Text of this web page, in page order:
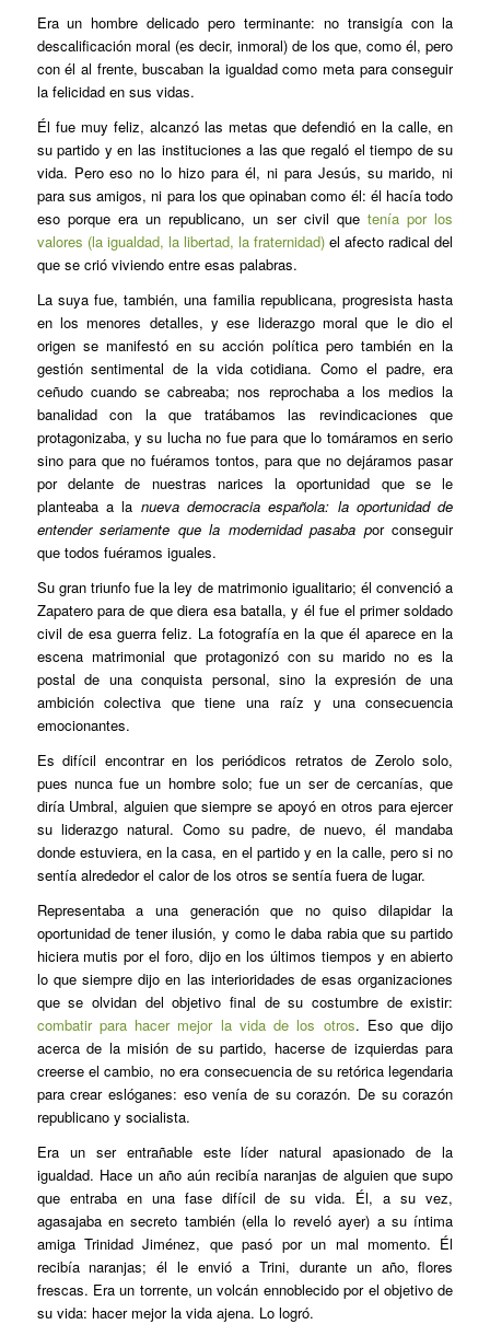
Era un hombre delicado pero terminante: no transigía con la
descalificación moral (es decir, inmoral) de los que, como él, pero
con él al frente, buscaban la igualdad como meta para conseguir
la felicidad en sus vidas.
Él fue muy feliz, alcanzó las metas que defendió en la calle, en
su partido y en las instituciones a las que regaló el tiempo de su
vida. Pero eso no lo hizo para él, ni para Jesús, su marido, ni
para sus amigos, ni para los que opinaban como él: él hacía todo
eso porque era un republicano, un ser civil quetenía por los
valores (la igualdad, la libertad, la fraternidad) el afecto radical del
que se crió viviendo entre esas palabras.
La suya fue, también, una familia republicana, progresista hasta
en los menores detalles, y ese liderazgo moral que le dio el
origen se manifestó en su acción política pero también en la
gestión sentimental de la vida cotidiana. Como el padre, era
ceñudo cuando se cabreaba; nos reprochaba a los medios la
banalidad con la que tratábamos las revindicaciones que
protagonizaba, y su lucha no fue para que lo tomáramos en serio
sino para que no fuéramos tontos, para que no dejáramos pasar
por delante de nuestras narices la oportunidad que se le
planteaba a la nueva democracia española: la oportunidad de
entender seriamente que la modernidad pasaba por conseguir
que todos fuéramos iguales.
Su gran triunfo fue la ley de matrimonio igualitario; él convenció a
Zapatero para de que diera esa batalla, y él fue el primer soldado
civil de esa guerra feliz. La fotografía en la que él aparece en la
escena matrimonial que protagonizó con su marido no es la
postal de una conquista personal, sino la expresión de una
ambición colectiva que tiene una raíz y una consecuencia
emocionantes.
Es difícil encontrar en los periódicos retratos de Zerolo solo,
pues nunca fue un hombre solo; fue un ser de cercanías, que
diría Umbral, alguien que siempre se apoyó en otros para ejercer
su liderazgo natural. Como su padre, de nuevo, él mandaba
donde estuviera, en la casa, en el partido y en la calle, pero si no
sentía alrededor el calor de los otros se sentía fuera de lugar.
Representaba a una generación que no quiso dilapidar la
oportunidad de tener ilusión, y como le daba rabia que su partido
hiciera mutis por el foro, dijo en los últimos tiempos y en abierto
lo que siempre dijo en las interioridades de esas organizaciones
que se olvidan del objetivo final de su costumbre de existir:
combatir para hacer mejor la vida de los otros. Eso que dijo
acerca de la misión de su partido, hacerse de izquierdas para
creerse el cambio, no era consecuencia de su retórica legendaria
para crear eslóganes: eso venía de su corazón. De su corazón
republicano y socialista.
Era un ser entrañable este líder natural apasionado de la
igualdad. Hace un año aún recibía naranjas de alguien que supo
que entraba en una fase difícil de su vida. Él, a su vez,
agasajaba en secreto también (ella lo reveló ayer) a su íntima
amiga Trinidad Jiménez, que pasó por un mal momento. Él
recibía naranjas; él le envió a Trini, durante un año, flores
frescas. Era un torrente, un volcán ennoblecido por el objetivo de
su vida: hacer mejor la vida ajena. Lo logró.